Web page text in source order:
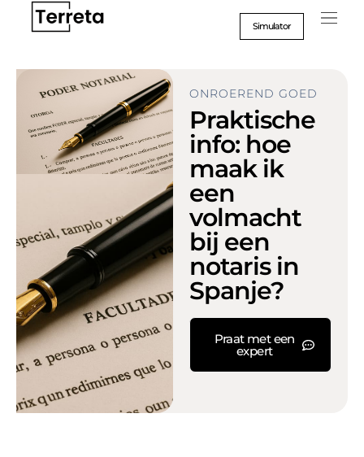
Simulator
ONROEREND GOED
Praktische
info: hoe
maak ik
een
volmacht
bij een
notaris in
Spanje?
Praat met een
expert